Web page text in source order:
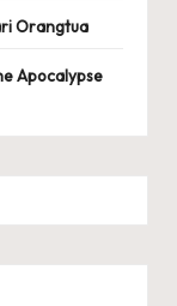
Orangtua
Apocalypse